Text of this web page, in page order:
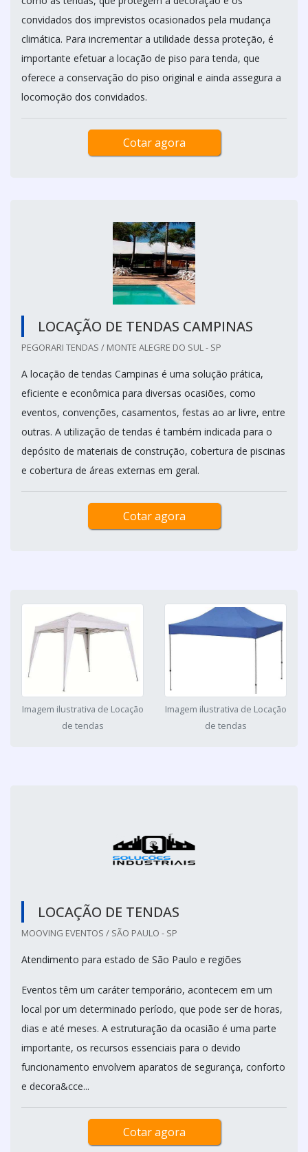
convidados dos imprevistos ocasionados pela mudança
climática. Para incrementar a utilidade dessa proteção, é
importante efetuar a locação de piso para tenda, que
oferece a conservação do piso original e ainda assegura a
locomoção dos convidados.
Cotar agora
LOCAÇÃO DE TENDAS CAMPINAS
PEGORARI TENDAS / MONTE ALEGRE DO SUL - SP
A locação de tendas Campinas é uma solução prática,
eficiente e econômica para diversas ocasiões, como
eventos, convenções, casamentos, festas ao ar livre, entre
outras. A utilização de tendas é também indicada para o
depósito de materiais de construção, cobertura de piscinas
e cobertura de áreas externas em geral.
Cotar agora
Imagem ilustrativa de Locação
de tendas
Imagem ilustrativa de Locação
de tendas
LOCAÇÃO DE TENDAS
MOOVING EVENTOS / SÃO PAULO - SP
Atendimento para estado de São Paulo e regiões
Eventos têm um caráter temporário, acontecem em um
local por um determinado período, que pode ser de horas,
dias e até meses. A estruturação da ocasião é uma parte
importante, os recursos essenciais para o devido
funcionamento envolvem aparatos de segurança, conforto
e decora&cce...
Cotar agora